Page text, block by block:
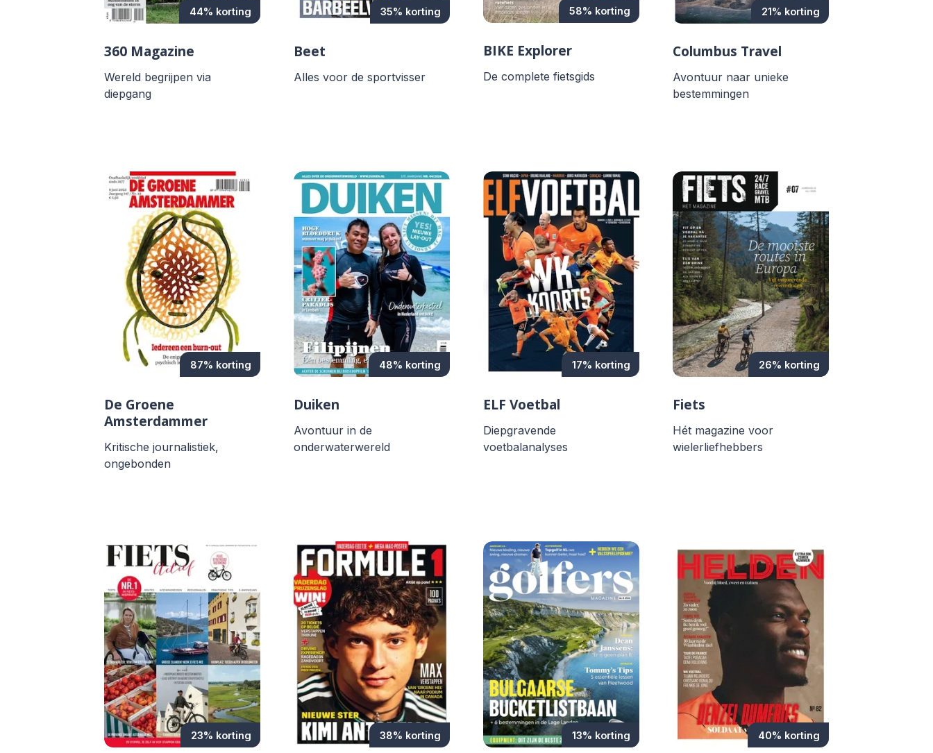
44% korting
360 Magazine
Wereld begrijpen via
diepgang
35% korting
Beet
Alles voor de sportvisser
58% korting
BIKE Explorer
De complete fietsgids
21% korting
Columbus Travel
Avontuur naar unieke
bestemmingen
87% korting
De Groene
Amsterdammer
Kritische journalistiek,
ongebonden
48% korting
Duiken
Avontuur in de
onderwaterwereld
17% korting
ELF Voetbal
Diepgravende
voetbalanalyses
26% korting
Fiets
Hét magazine voor
wielerliefhebbers
23% korting 38% korting 13% korting 40% korting